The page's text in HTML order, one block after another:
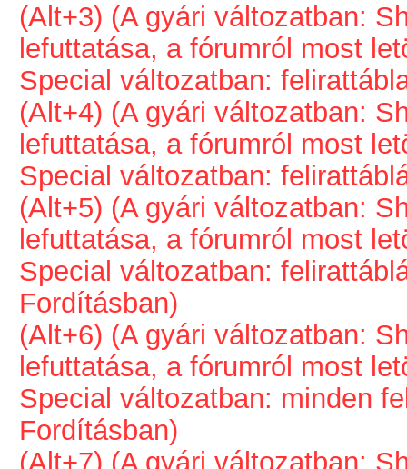
(Alt+3) (A gyári változatban:
lefuttatása, a fórumról most
Special változatban:
(Alt+4) (A gyári változatban:
lefuttatása, a fórumról most
Special változatban:
(Alt+5) (A gyári változatban:
lefuttatása, a fórumról most
Special változatban:
Fordításban)
(Alt+6) (A gyári változatban:
lefuttatása, a fórumról most
Special változatban: minden
Fordításban)
(Alt+7) (A gyári változatban: